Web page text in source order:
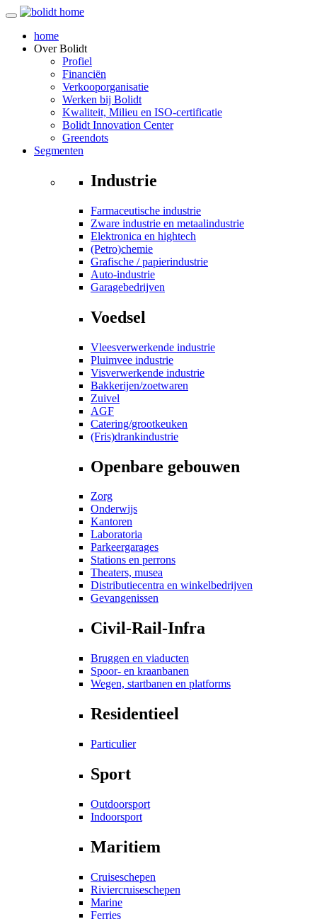
home
OverBolidt
Profiel
Financiën
Verkooporganisatie
Werken bij Bolidt
Kwaliteit, Milieu en ISO-certificatie
Bolidt Innovation Center
Greendots
Segmenten
Industrie
Farmaceutische industrie
Zware industrie en metaalindustrie
Elektronica en hightech
(Petro)chemie
Grafische / papierindustrie
Auto-industrie
Garagebedrijven
Voedsel
Vleesverwerkende industrie
Pluimvee industrie
Visverwerkende industrie
Bakkerijen/zoetwaren
Zuivel
AGF
Catering/grootkeuken
(Fris)drankindustrie
Openbare gebouwen
Zorg
Onderwijs
Kantoren
Laboratoria
Parkeergarages
Stations en perrons
Theaters, musea
Distributiecentra en winkelbedrijven
Gevangenissen
Civil-Rail-Infra
Bruggen en viaducten
Spoor- en kraanbanen
Wegen, startbanen en platforms
Residentieel
Particulier
Sport
Outdoorsport
Indoorsport
Maritiem
Cruiseschepen
Riviercruiseschepen
Marine
Ferries